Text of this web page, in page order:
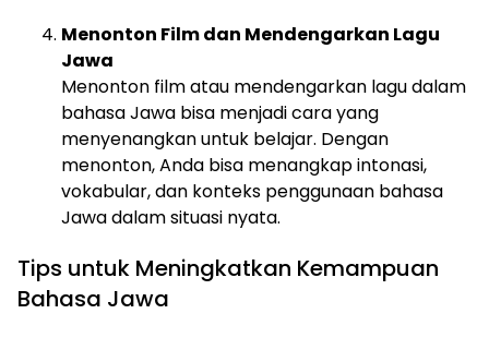
Menonton Film dan Mendengarkan Lagu
Jawa
Menonton film atau mendengarkan lagu dalam
bahasa Jawa bisa menjadi cara yang
menyenangkan untuk belajar. Dengan
menonton, Anda bisa menangkap intonasi,
vokabular, dan konteks penggunaan bahasa
Jawa dalam situasi nyata.
Tips untuk Meningkatkan Kemampuan
Bahasa Jawa